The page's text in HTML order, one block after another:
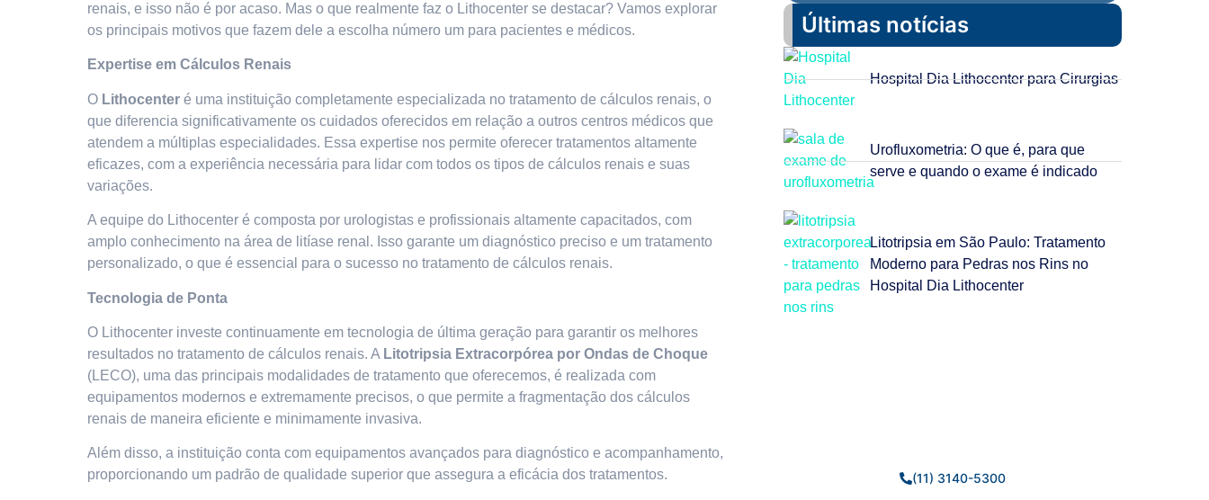
renais, e isso não é por acaso. Mas o que realmente faz o Lithocenter se destacar? Vamos explorar
os principais motivos que fazem dele a escolha número um para pacientes e médicos.
Expertise em Cálculos Renais
O Lithocenter é uma instituição completamente especializada no tratamento de cálculos renais, o
que diferencia significativamente os cuidados oferecidos em relação a outros centros médicos que
atendem a múltiplas especialidades. Essa expertise nos permite oferecer tratamentos altamente
eficazes, com a experiência necessária para lidar com todos os tipos de cálculos renais e suas
variações.
A equipe do Lithocenter é composta por urologistas e profissionais altamente capacitados, com
amplo conhecimento na área de litíase renal. Isso garante um diagnóstico preciso e um tratamento
personalizado, o que é essencial para o sucesso no tratamento de cálculos renais.
Tecnologia de Ponta
O Lithocenter investe continuamente em tecnologia de última geração para garantir os melhores
resultados no tratamento de cálculos renais. A Litotripsia Extracorpórea por Ondas de Choque
(LECO), uma das principais modalidades de tratamento que oferecemos, é realizada com
equipamentos modernos e extremamente precisos, o que permite a fragmentação dos cálculos
renais de maneira eficiente e minimamente invasiva.
Além disso, a instituição conta com equipamentos avançados para diagnóstico e acompanhamento,
proporcionando um padrão de qualidade superior que assegura a eficácia dos tratamentos.
Últimas notícias
Hospital Dia Lithocenter para Cirurgias
Urofluxometria: O que é, para que
serve e quando o exame é indicado
Litotripsia em São Paulo: Tratamento
Moderno para Pedras nos Rins no
Hospital Dia Lithocenter
(11) 3140-5300